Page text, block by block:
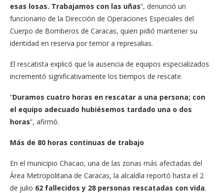
esas losas. Trabajamos con las uñas”, denunció un
funcionario de la Dirección de Operaciones Especiales del
Cuerpo de Bomberos de Caracas, quien pidió mantener su
identidad en reserva por temor a represalias.
El rescatista explicó que la ausencia de equipos especializados
incrementó significativamente los tiempos de rescate.
“Duramos cuatro horas en rescatar a una persona; con
el equipo adecuado hubiésemos tardado una o dos
horas”, afirmó.
Más de 80 horas continuas de trabajo
En el municipio Chacao, una de las zonas más afectadas del
Área Metropolitana de Caracas, la alcaldía reportó hasta el 2
de julio 62 fallecidos y 28 personas rescatadas con vida.